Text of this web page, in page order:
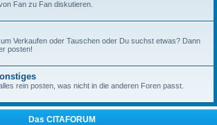
Fan zu Fan diskutieren.
Verkaufen oder Tauschen oder Du suchst etwas? Dann
posten!
rein posten, was nicht in die anderen Foren passt.
Das CITAFORUM